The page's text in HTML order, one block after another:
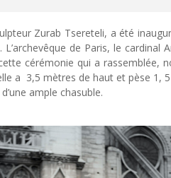
Zurab Tsereteli, a été
de Paris, le cardinal
cérémonie qui a rassemblée,
a 3,5 mètres de haut et pèse 1,
ample chasuble.